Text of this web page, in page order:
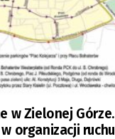
w Zielonej Górze.
organizacji ruchu